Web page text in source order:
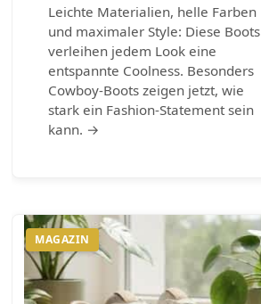
Leichte Materialien, helle Farben
und maximaler Style: Diese Boots
verleihen jedem Look eine
entspannte Coolness. Besonders
Cowboy-Boots zeigen jetzt, wie
stark ein Fashion-Statement sein
kann. →
MAGAZIN